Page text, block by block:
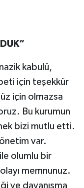
kabulü,
için teşekkür
için olmazsa
Bu kurumun
bizi mutlu etti.
var.
olumlu bir
memnunuz.
ve dayanışma